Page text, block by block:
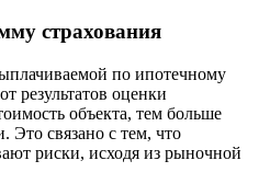
страхования
по ипотечному
результатов оценки
объекта, тем больше
Это связано с тем, что
риски, исходя из рыночной